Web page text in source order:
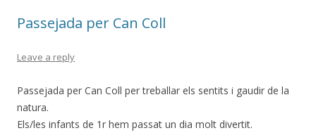
Passejada per Can Coll
Leave a reply
Passejada per Can Coll per treballar els sentits i gaudir de la
natura.
Els/les infants de 1r hem passat un dia molt divertit.